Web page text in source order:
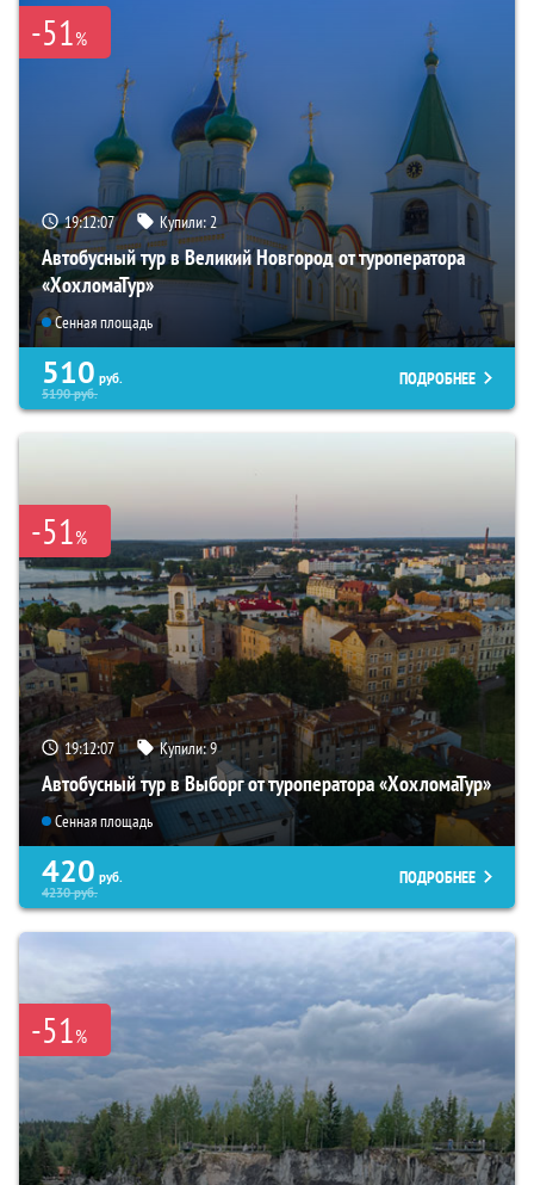
-51%
19:12:06 Купили:2
Автобусный тур в Великий Новгород от туроператора
«ХохломаТур»
Сенная площадь
510 руб.
5190руб.
ПОДРОБНЕЕ
-51%
19:12:06 Купили:9
Автобусный тур в Выборг от туроператора «ХохломаТур»
Сенная площадь
420 руб.
4230руб.
ПОДРОБНЕЕ
-51%